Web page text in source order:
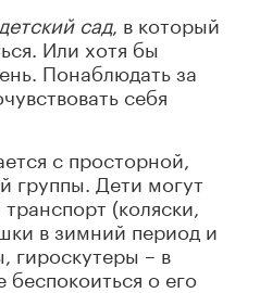
детский сад, в который
Или хотя бы
Понаблюдать за
себя
с просторной,
группы. Дети могут
(коляски,
в зимний период и
гироскутеры – в
о его